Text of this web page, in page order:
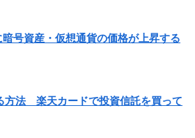
暗号資産・仮想通貨の価格が上昇する
方法 楽天カードで投資信託を買って